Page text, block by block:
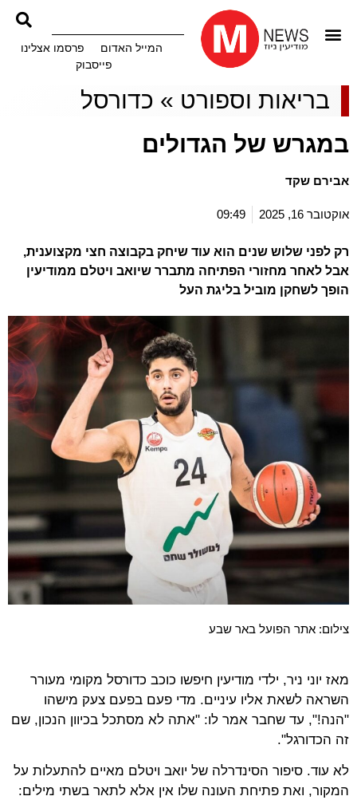
המייל האדום
פרסמו אצלינו
פייסבוק
בריאות וספורט » כדורסל
במגרש של הגדולים
אבירם שקד
אוקטובר 16, 2025 09:49
רק לפני שלוש שנים הוא עוד שיחק בקבוצה חצי מקצוענית,
אבל לאחר מחזורי הפתיחה מתברר שיואב ויטלם ממודיעין
הופך לשחקן מוביל בליגת העל
צילום: אתר הפועל באר שבע
מאז יוני ניר, ילדי מודיעין חיפשו כוכב כדורסל מקומי מעורר
השראה לשאת אליו עיניים. מדי פעם בפעם צעק מישהו
"הנה!", עד שחבר אמר לו: "אתה לא מסתכל בכיוון הנכון, שם
זה הכדורגל".
לא עוד. סיפור הסינדרלה של יואב ויטלם מאיים להתעלות על
המקור, ואת פתיחת העונה שלו אין אלא לתאר בשתי מילים: